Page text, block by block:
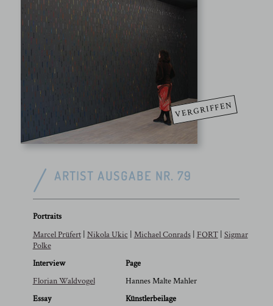
VERGRIFFEN
ARTIST AUSGABE NR. 79
Portraits
Marcel Prüfert| Nikola Ukic Michael Conrads| FORT| Sigmar
Polke
Interview
Florian Waldvogel
Page
Hannes Malte Mahler
Essay
Künstlerbeilage